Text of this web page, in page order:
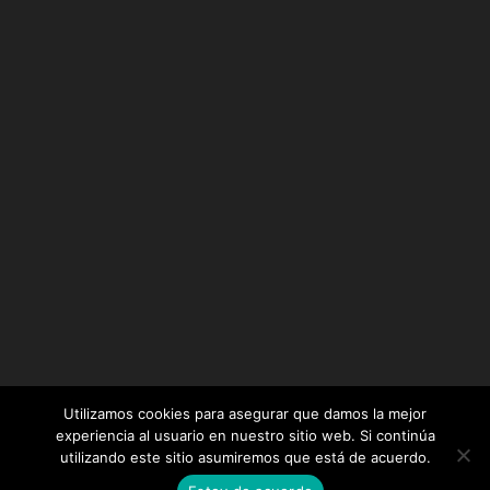
Diseñado por Elegant Themes| Desarrollado por
Utilizamos cookies para asegurar que damos la mejor
experiencia al usuario en nuestro sitio web. Si continúa
utilizando este sitio asumiremos que está de acuerdo.